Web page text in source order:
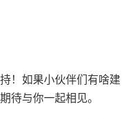
！​如果小伙伴们有啥建
待与你一起相见。